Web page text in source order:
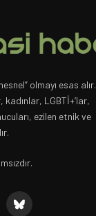
olmayı esas alır.
LGBTİ+’lar,
ezilen etnik ve
Bluesky